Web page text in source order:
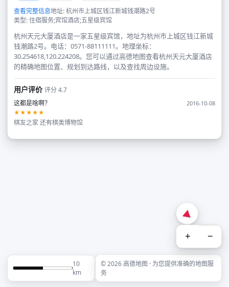
查看完整信息地址: 杭州市上城区钱江新城钱潮路2号
类型: 住宿服务;宾馆酒店;五星级宾馆
杭州天元大厦酒店是一家五星级宾馆，地址为杭州市上城区钱江新城
钱潮路2号。电话：0571-88111111。地理坐标：
30.254618,120.224208。您可以通过高德地图查看杭州天元大厦酒店
的精确地图位置、规划到达路线，以及查找周边设施。
用户评价评分 4.7
这都是啥啊？
2016-10-08
★★★★★
棋友之家 还有棋类博物馆
+ −
10
km
© 2026 高德地图 · 为您提供准确的地图服
务